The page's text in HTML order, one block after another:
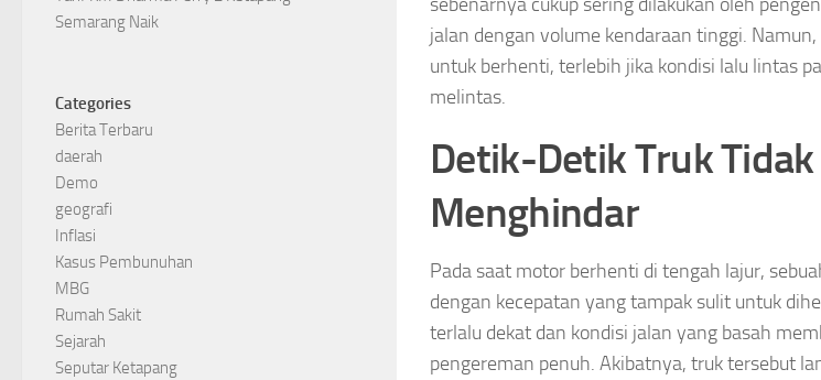
jalan dengan volume kendaraan tinggi.
untuk berhenti, terlebih jika kondisi lalu lintas
melintas.
Detik-Detik Truk
Menghindar
Pada saat motor berhenti di tengah lajur,
dengan kecepatan yang tampak sulit untuk
terlalu dekat dan kondisi jalan yang basah
pengereman penuh. Akibatnya, truk tersebut
Semarang Naik
Categories
Berita Terbaru
daerah
Demo
geografi
Inflasi
Kasus Pembunuhan
MBG
Rumah Sakit
Sejarah
Seputar Ketapang